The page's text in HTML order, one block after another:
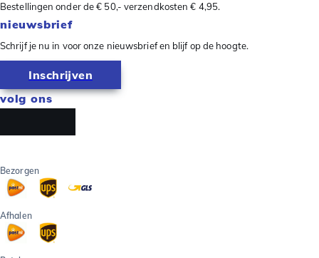
Bestellingen onder de € 50,- verzendkosten € 4,95.
nieuwsbrief
Schrijf je nu in voor onze nieuwsbrief en blijf op de hoogte.
Inschrijven
volg ons
Bezorgen
Afhalen